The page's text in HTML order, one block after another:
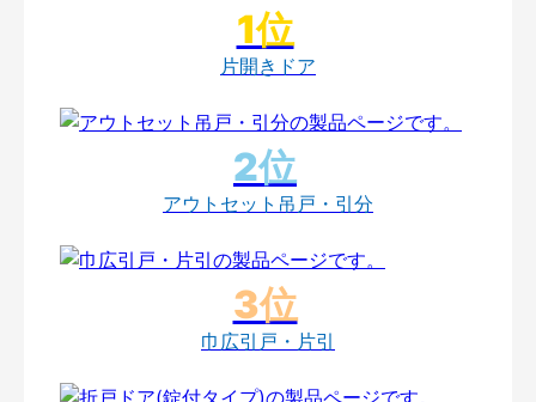
片開きドア
アウトセット吊戸・引分
巾広引戸・片引